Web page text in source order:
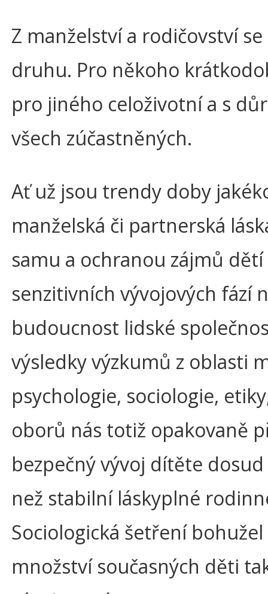
Z manželství a rodičovství
druhu. Pro někoho
pro jiného celoživotní a s
všech zúčastněných.
Ať už jsou trendy doby
manželská či partnerská
samu a ochranou zájmů
senzitivních vývojových fází
budoucnost lidské
výsledky výzkumů z oblasti
psychologie, sociologie,
oborů nás totiž opakovaně
bezpečný vývoj dítěte
než stabilní láskyplné
Sociologická šetření
množství současných děti